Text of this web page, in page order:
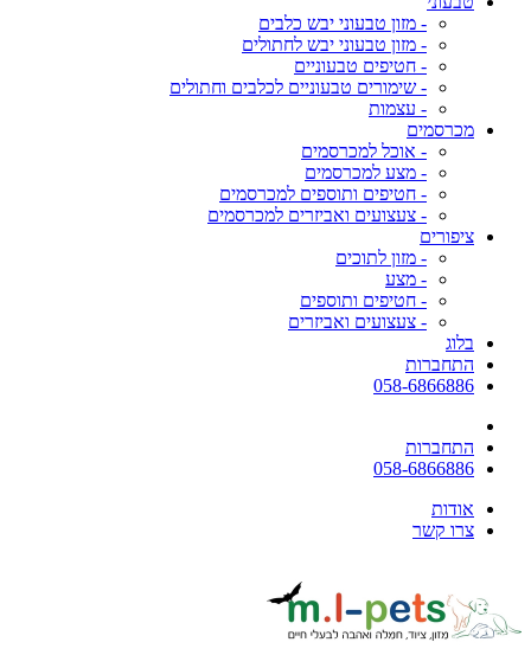
- מזון טבעוני יבש כלבים
- מזון טבעוני יבש לחתולים
- חטיפים טבעוניים
- שימורים טבעוניים לכלבים וחתולים
- עצמות
מכרסמים
- אוכל למכרסמים
- מצע למכרסמים
- חטיפים ותוספים למכרסמים
- צעצועים ואביזרים למכרסמים
ציפורים
- מזון לתוכים
- מצע
- חטיפים ותוספים
- צעצועים ואביזרים
בלוג
התחברות
058-6866886
התחברות
058-6866886
אודות
צרו קשר